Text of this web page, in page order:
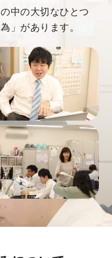
中の大切なひとつ
」があります。